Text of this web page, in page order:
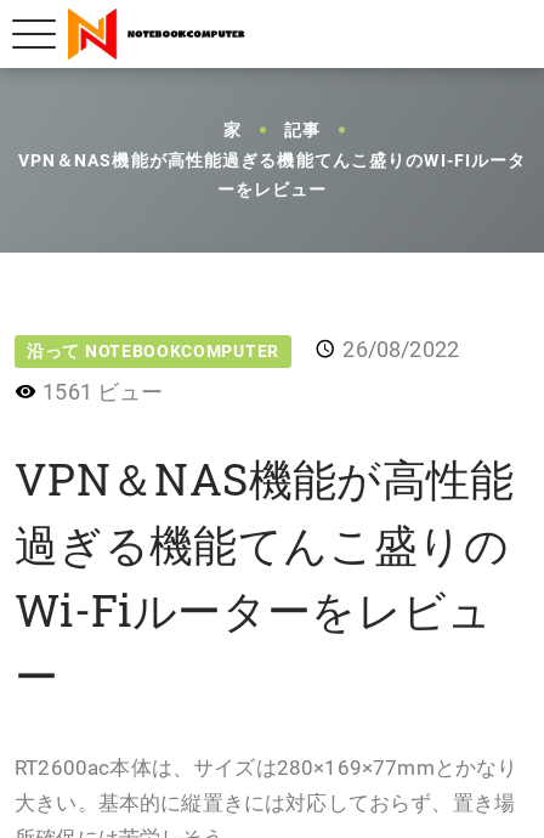
家
記事
VPN＆NAS機能が高性能過ぎる機能てんこ盛りのWI-FIルータ
ーをレビュー
沿って NOTEBOOKCOMPUTER
26/08/2022
1561 ビュー
VPN＆NAS機能が高性能
過ぎる機能てんこ盛りの
Wi-Fiルーターをレビュ
ー
RT2600ac本体は、サイズは280×169×77mmとかなり
大きい。基本的に縦置きには対応しておらず、置き場